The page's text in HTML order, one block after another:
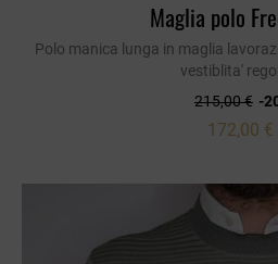
Maglia polo
Polo manica lunga in maglia
vestiblita'
215,00 € -
172,00 €